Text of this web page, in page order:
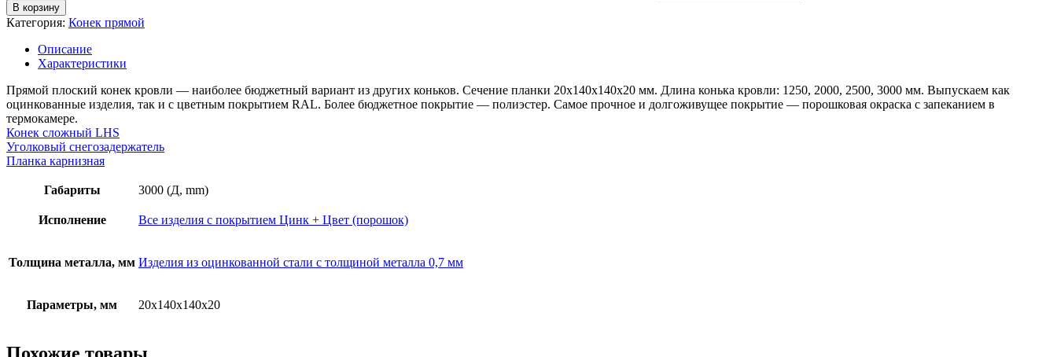
В корзину
Категория: Конек прямой
Описание
Характеристики
Прямой плоский конек кровли — наиболее бюджетный вариант из других коньков. Сечение планки 20х140х140х20 мм. Длина конька кровли: 1250, 2000, 2500, 3000 мм. Выпускаем как
оцинкованные изделия, так и с цветным покрытием RAL. Более бюджетное покрытие — полиэстер. Самое прочное и долгоживущее покрытие — порошковая окраска с запеканием в
термокамере.
Конек сложный LHS
Уголковый снегозадержатель
Планка карнизная
Габариты 3000 (Д, mm)
Исполнение Все изделия с покрытием Цинк + Цвет (порошок)
Толщина металла, мм Изделия из оцинкованной стали с толщиной металла 0,7 мм
Параметры, мм 20х140х140х20
Похожие товары